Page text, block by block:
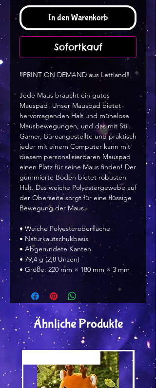
In den Warenkorb
Sofortkauf
‼️PRINT ON DEMAND aus Lettland‼️
Jede Maus braucht ein gutes
Mauspad! Unser Mauspad bietet
hervorragenden Halt und mühelose
Mausbewegungen, und das mit Stil.
Gamer, Büroangestellte und praktisch
jeder mit einem Computer kann mit
diesem personalisierbaren Mauspad
einen Platz für seine Maus finden! Der
gummierte Boden bietet robusten
Halt. Das weiche Polyestergewebe auf
der Oberseite sorgt für eine flüssige
Bewegung der Maus.
• Weiche Polyesteroberfläche
• Naturkautschukbasis
• Abgerundete Kanten
• 79,4 g (2,8 Unzen)
• Größe: 220 mm × 180 mm × 3 mm
Ähnliche Produkte